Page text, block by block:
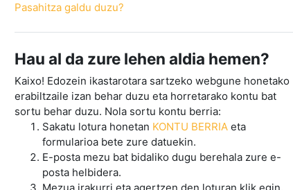
Pasahitza galdu duzu?
Hau al da zure lehen aldia hemen?
Kaixo! Edozein ikastarotara sartzeko webgune honetako
erabiltzaile izan behar duzu eta horretarako kontu bat
sortu behar duzu. Nola sortu kontu berria:
Sakatu lotura honetan KONTU BERRIA eta
formularioa bete zure datuekin.
E-posta mezu bat bidaliko dugu berehala zure e-
posta helbidera.